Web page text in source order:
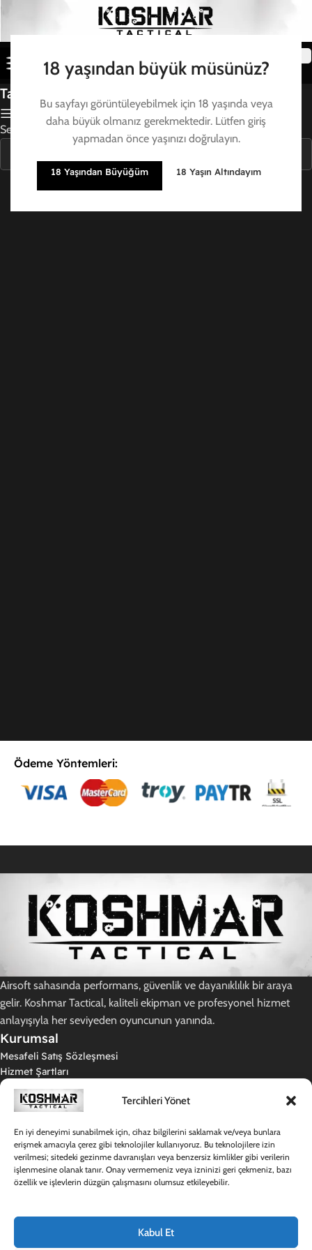
18 yaşından büyük müsünüz?
Bu sayfayı görüntüleyebilmek için 18 yaşında veya
daha büyük olmanız gerekmektedir. Lütfen giriş
yapmadan önce yaşınızı doğrulayın.
18 Yaşından Büyüğüm 18 Yaşın Altındayım
Tercihleri Yönet
En iyi deneyimi sunabilmek için, cihaz bilgilerini saklamak ve/veya bunlara
erişmek amacıyla çerez gibi teknolojiler kullanıyoruz. Bu teknolojilere izin
verilmesi; sitedeki gezinme davranışları veya benzersiz kimlikler gibi verilerin
işlenmesine olanak tanır. Onay vermemeniz veya izninizi geri çekmeniz, bazı
özellik ve işlevlerin düzgün çalışmasını olumsuz etkileyebilir.
Kabul Et
Tabanca iç parçaları
Seçiminizle eşleşen ürün bulunamadı.
Ödeme Yöntemleri:
Airsoft sahasında performans, güvenlik ve dayanıklılık bir araya
gelir. Koshmar Tactical, kaliteli ekipman ve profesyonel hizmet
anlayışıyla her seviyeden oyuncunun yanında.
Kurumsal
Mesafeli Satış Sözleşmesi
Hizmet Şartları
Gizlilik Politikası
İade ve Teslimat Koşulları
Kargo Politikamız
Destek
Hakkımızda
Sıkça Sorulan Sorular
İletişim